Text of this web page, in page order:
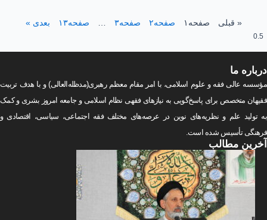
« قبلی صفحه۱ صفحه۲ صفحه۳ صفحه۱۳ بعدی »
ما
عالی فقه و علوم اسلامی، با امر مقام معظم رهبری(مد‌ظله‌العالی) و با هدف تربیت
متخصص برای پاسخ‌گویی به نیازهای فقهی نظام اسلامی و جامعه امروز بشری و کمک
تولید علم و نظریه‌های نوین در عرصه‌های مختلف فقه اجتماعی‌، سیاسی‌، اقتصادی و
تأسیس شده است.
مطالب